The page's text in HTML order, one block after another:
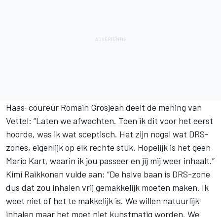
Haas-coureur Romain Grosjean deelt de mening van
Vettel: “Laten we afwachten. Toen ik dit voor het eerst
hoorde, was ik wat sceptisch. Het zijn nogal wat DRS-
zones, eigenlijk op elk rechte stuk. Hopelijk is het geen
Mario Kart, waarin ik jou passeer en jij mij weer inhaalt.”
Kimi Raikkonen vulde aan: “De halve baan is DRS-zone
dus dat zou inhalen vrij gemakkelijk moeten maken. Ik
weet niet of het te makkelijk is. We willen natuurlijk
inhalen maar het moet niet kunstmatig worden. We